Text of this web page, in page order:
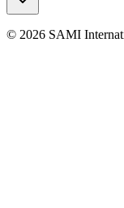
© 2026 SAMI